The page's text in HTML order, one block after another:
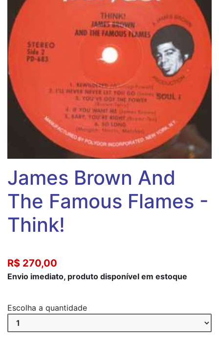
James Brown And
The Famous Flames -
Think!
R$ 270,00
Envio imediato, produto disponível em estoque
Escolha a quantidade